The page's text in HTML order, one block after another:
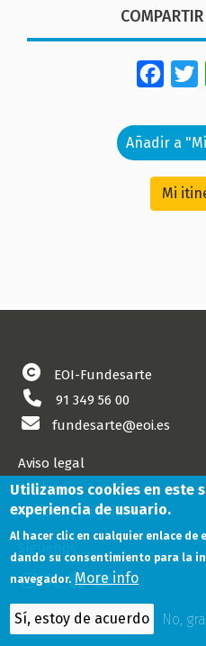
Añadir a
Mi
EOI-Fundesarte
91 349 56 00
fundesarte@eoi.es
Aviso legal
Cookies
Política de privacidad
Utilizamos cookies en este
experiencia de usuario.
Al hacer clic en cualquier enlace
dando su consentimiento para la
navegador. More info
Sí, estoy de acuerdo No,